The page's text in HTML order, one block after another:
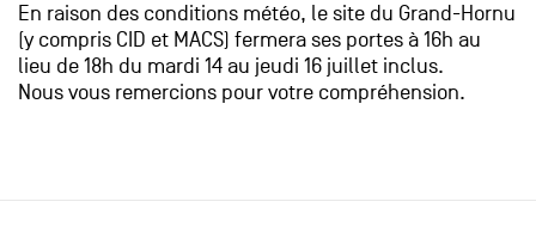
En raison des conditions météo, le site du Grand-Hornu
(y compris CID et MACS) fermera ses portes à 16h au
lieu de 18h du mardi 14 au jeudi 16 juillet inclus.
Nous vous remercions pour votre compréhension.